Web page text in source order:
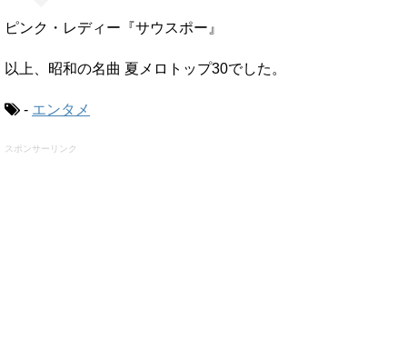
ピンク・レディー『サウスポー』
以上、昭和の名曲 夏メロトップ30でした。
- エンタメ
スポンサーリンク